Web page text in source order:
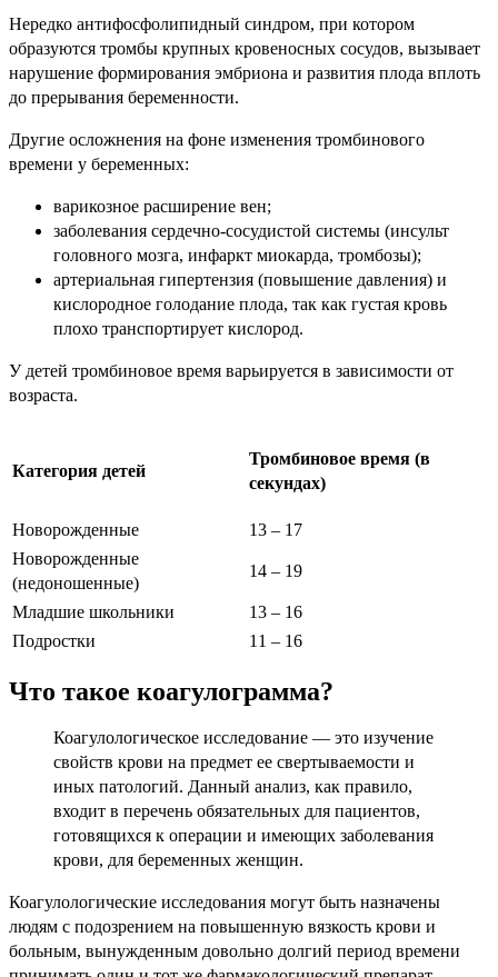
Нередко антифосфолипидный синдром, при котором
образуются тромбы крупных кровеносных сосудов, вызывает
нарушение формирования эмбриона и развития плода вплоть
до прерывания беременности.
Другие осложнения на фоне изменения тромбинового
времени у беременных:
варикозное расширение вен;
заболевания сердечно-сосудистой системы (инсульт
головного мозга, инфаркт миокарда, тромбозы);
артериальная гипертензия (повышение давления) и
кислородное голодание плода, так как густая кровь
плохо транспортирует кислород.
У детей тромбиновое время варьируется в зависимости от
возраста.
Категория детей
Тромбиновое время (в
секундах)
Новорожденные
13 – 17
Новорожденные
(недоношенные)
14 – 19
Младшие школьники
13 – 16
Подростки
11 – 16
Что такое коагулограмма?
Коагулологическое исследование — это изучение
свойств крови на предмет ее свертываемости и
иных патологий. Данный анализ, как правило,
входит в перечень обязательных для пациентов,
готовящихся к операции и имеющих заболевания
крови, для беременных женщин.
Коагулологические исследования могут быть назначены
людям с подозрением на повышенную вязкость крови и
больным, вынужденным довольно долгий период времени